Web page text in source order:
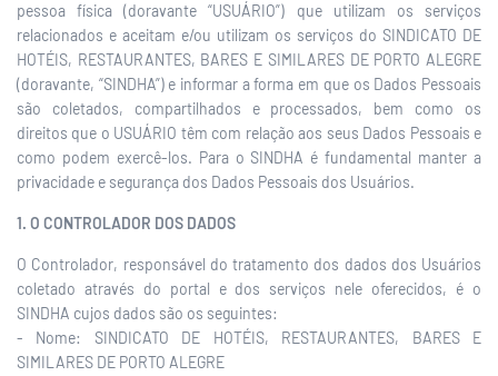
pessoa física (doravante “USUÁRIO”) que utilizam os serviços
relacionados e aceitam e/ou utilizam os serviços do SINDICATO DE
HOTÉIS, RESTAURANTES, BARES E SIMILARES DE PORTO ALEGRE
(doravante, “SINDHA”) e informar a forma em que os Dados Pessoais
são coletados, compartilhados e processados, bem como os
direitos que o USUÁRIO têm com relação aos seus Dados Pessoais e
como podem exercê-los. Para o SINDHA é fundamental manter a
privacidade e segurança dos Dados Pessoais dos Usuários.
1. O CONTROLADOR DOS DADOS
O Controlador, responsável do tratamento dos dados dos Usuários
coletado através do portal e dos serviços nele oferecidos, é o
SINDHA cujos dados são os seguintes:
- Nome: SINDICATO DE HOTÉIS, RESTAURANTES, BARES E
SIMILARES DE PORTO ALEGRE